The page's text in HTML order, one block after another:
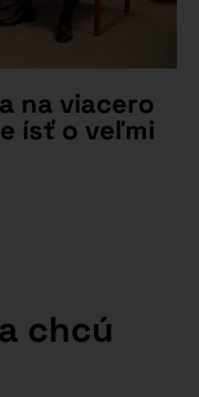
na viacero
ísť o veľmi
chcú